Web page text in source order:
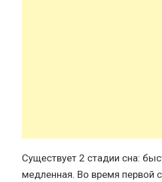
Существует 2 стадии сна:
медленная. Во время первой